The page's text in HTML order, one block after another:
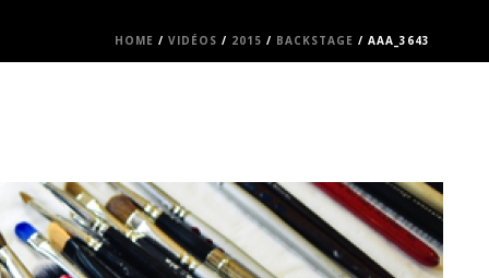
HOME / VIDÉOS / 2015 / BACKSTAGE / AAA_3643